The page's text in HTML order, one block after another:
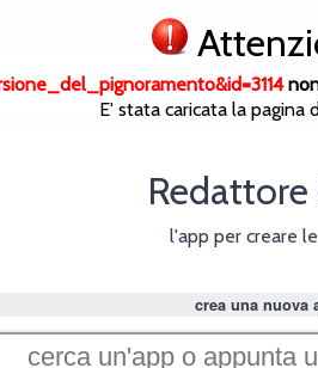
E' stata caricata la pagina
Redattore
l'app per creare
crea una nuova